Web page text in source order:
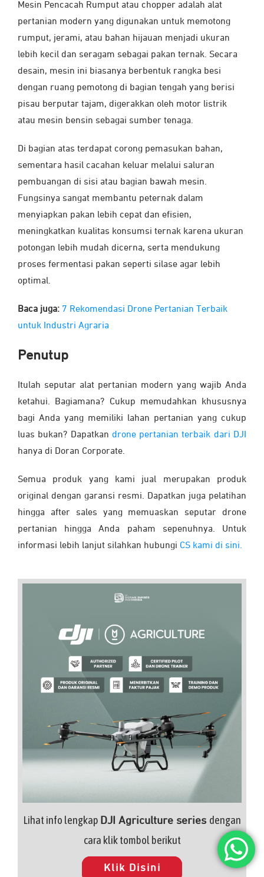
Mesin Pencacah Rumput atau chopper adalah alat
pertanian modern yang digunakan untuk memotong
rumput, jerami, atau bahan hijauan menjadi ukuran
lebih kecil dan seragam sebagai pakan ternak. Secara
desain, mesin ini biasanya berbentuk rangka besi
dengan ruang pemotong di bagian tengah yang berisi
pisau berputar tajam, digerakkan oleh motor listrik
atau mesin bensin sebagai sumber tenaga.
Di bagian atas terdapat corong pemasukan bahan,
sementara hasil cacahan keluar melalui saluran
pembuangan di sisi atau bagian bawah mesin.
Fungsinya sangat membantu peternak dalam
menyiapkan pakan lebih cepat dan efisien,
meningkatkan kualitas konsumsi ternak karena ukuran
potongan lebih mudah dicerna, serta mendukung
proses fermentasi pakan seperti silase agar lebih
optimal.
Baca juga: 7 Rekomendasi Drone Pertanian Terbaik
untuk Industri Agraria
Penutup
Itulah seputar alat pertanian modern yang wajib Anda
ketahui. Bagiamana? Cukup memudahkan khususnya
bagi Anda yang memiliki lahan pertanian yang cukup
luas bukan? Dapatkan drone pertanian terbaik dari DJI
hanya di Doran Corporate.
Semua produk yang kami jual merupakan produk
original dengan garansi resmi. Dapatkan juga pelatihan
hingga after sales yang memuaskan seputar drone
pertanian hingga Anda paham sepenuhnya. Untuk
informasi lebih lanjut silahkan hubungi CS kami di sini.
Lihat info lengkap DJI Agriculture series dengan
cara klik tombol berikut
Klik Disini